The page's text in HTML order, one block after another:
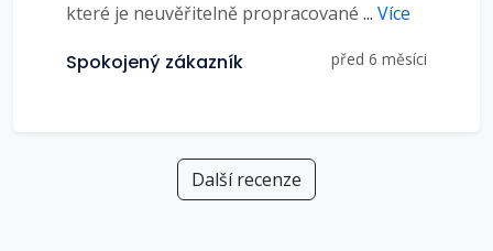
které je neuvěřitelně propracované ... Více
Spokojený zákazník před 6 měsíci
Další recenze